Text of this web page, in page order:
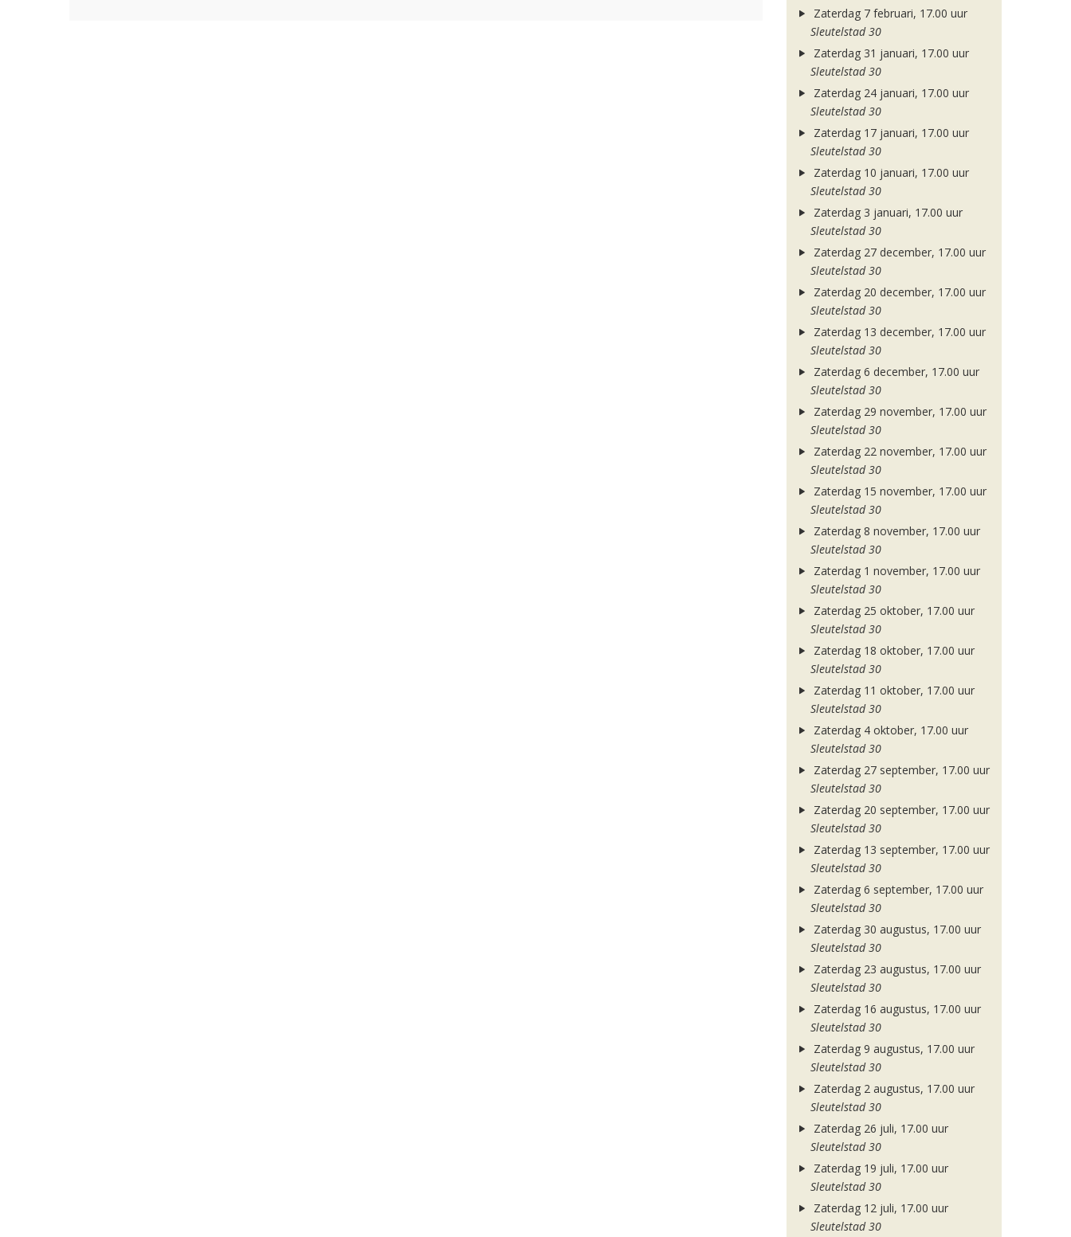
Zaterdag 7 februari, 17.00 uur
Sleutelstad 30
Zaterdag 31 januari, 17.00 uur
Sleutelstad 30
Zaterdag 24 januari, 17.00 uur
Sleutelstad 30
Zaterdag 17 januari, 17.00 uur
Sleutelstad 30
Zaterdag 10 januari, 17.00 uur
Sleutelstad 30
Zaterdag 3 januari, 17.00 uur
Sleutelstad 30
Zaterdag 27 december, 17.00 uur
Sleutelstad 30
Zaterdag 20 december, 17.00 uur
Sleutelstad 30
Zaterdag 13 december, 17.00 uur
Sleutelstad 30
Zaterdag 6 december, 17.00 uur
Sleutelstad 30
Zaterdag 29 november, 17.00 uur
Sleutelstad 30
Zaterdag 22 november, 17.00 uur
Sleutelstad 30
Zaterdag 15 november, 17.00 uur
Sleutelstad 30
Zaterdag 8 november, 17.00 uur
Sleutelstad 30
Zaterdag 1 november, 17.00 uur
Sleutelstad 30
Zaterdag 25 oktober, 17.00 uur
Sleutelstad 30
Zaterdag 18 oktober, 17.00 uur
Sleutelstad 30
Zaterdag 11 oktober, 17.00 uur
Sleutelstad 30
Zaterdag 4 oktober, 17.00 uur
Sleutelstad 30
Zaterdag 27 september, 17.00 uur
Sleutelstad 30
Zaterdag 20 september, 17.00 uur
Sleutelstad 30
Zaterdag 13 september, 17.00 uur
Sleutelstad 30
Zaterdag 6 september, 17.00 uur
Sleutelstad 30
Zaterdag 30 augustus, 17.00 uur
Sleutelstad 30
Zaterdag 23 augustus, 17.00 uur
Sleutelstad 30
Zaterdag 16 augustus, 17.00 uur
Sleutelstad 30
Zaterdag 9 augustus, 17.00 uur
Sleutelstad 30
Zaterdag 2 augustus, 17.00 uur
Sleutelstad 30
Zaterdag 26 juli, 17.00 uur
Sleutelstad 30
Zaterdag 19 juli, 17.00 uur
Sleutelstad 30
Zaterdag 12 juli, 17.00 uur
Sleutelstad 30